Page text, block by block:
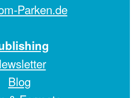
Parken.de
Blog